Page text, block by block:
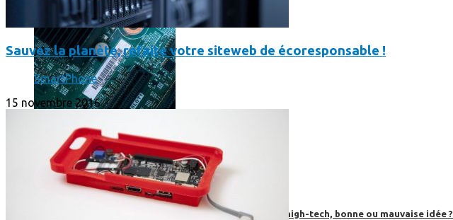
Prendre une extension de garantie pour vos appareils high-tech, bonne ou mauvaise idée ?
Sauvez la planète, refaite votre siteweb de écoresponsable !
SmartPhone
15 novembre 2016